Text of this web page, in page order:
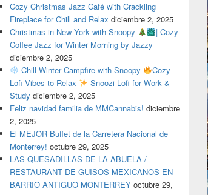
Cozy Christmas Jazz Café with Crackling
Fireplace for Chill and Relax diciembre 2, 2025
Christmas in New York with Snoopy
| Cozy
Coffee Jazz for Winter Morning by Jazzy
diciembre 2, 2025
Chill Winter Campfire with Snoopy
Cozy
Lofi Vibes to Relax
Snoozi Lofi for Work &
Study diciembre 2, 2025
Feliz navidad familia de MMCannabis! diciembre
2, 2025
El MEJOR Buffet de la Carretera Nacional de
Monterrey! octubre 29, 2025
LAS QUESADILLAS DE LA ABUELA /
RESTAURANT DE GUISOS MEXICANOS EN
BARRIO ANTIGUO MONTERREY octubre 29,